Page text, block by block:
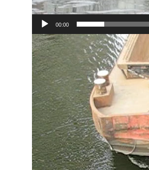
00:00
Video-
Player